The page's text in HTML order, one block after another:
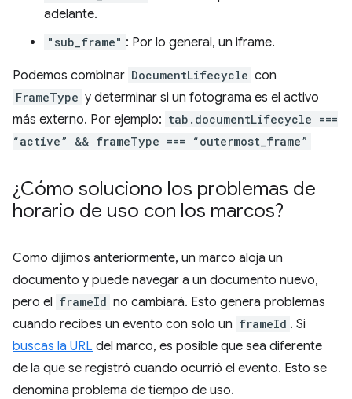
adelante.
"sub_frame" : Por lo general, un iframe.
Podemos combinar DocumentLifecycle con
FrameType y determinar si un fotograma es el activo
más externo. Por ejemplo: tab.documentLifecycle ===
“active” && frameType === “outermost_frame”
¿Cómo soluciono los problemas de
horario de uso con los marcos?
Como dijimos anteriormente, un marco aloja un
documento y puede navegar a un documento nuevo,
pero el frameId no cambiará. Esto genera problemas
cuando recibes un evento con solo un frameId . Si
buscas la URL del marco, es posible que sea diferente
de la que se registró cuando ocurrió el evento. Esto se
denomina problema de tiempo de uso.